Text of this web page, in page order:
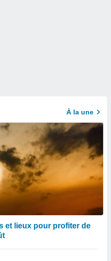
À la une
et lieux pour profiter de